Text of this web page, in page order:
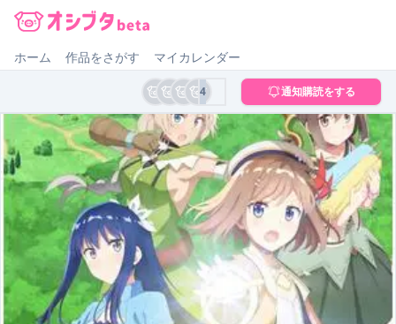
ホーム 作品をさがす マイカレンダー
4 通知購読をする